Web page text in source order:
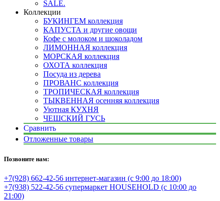
SALE.
Коллекции
БУКИНГЕМ коллекция
КАПУСТА и другие овощи
Кофе с молоком и шоколадом
ЛИМОННАЯ коллекция
МОРСКАЯ коллекция
ОХОТА коллекция
Посуда из дерева
ПРОВАНС коллекция
ТРОПИЧЕСКАЯ коллекция
ТЫКВЕННАЯ осенняя коллекция
Уютная КУХНЯ
ЧЕШСКИЙ ГУСЬ
Сравнить
Отложенные товары
Позвоните нам:
+7(928) 662-42-56 интернет-магазин (с 9:00 до 18:00)
+7(938) 522-42-56 супермаркет HOUSEHOLD (с 10:00 до
21:00)